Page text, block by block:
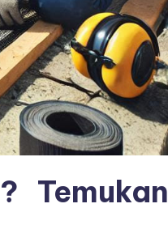
? Temukan